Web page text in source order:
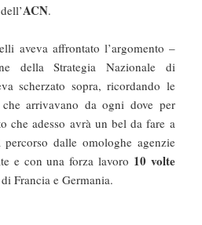
ACN.
aveva affrontato l’argomento –
della Strategia Nazionale di
scherzato sopra, ricordando le
arrivavano da ogni dove per
che adesso avrà un bel da fare a
dalle omologhe agenzie
e con una forza lavoro 10 volte
Francia e Germania.